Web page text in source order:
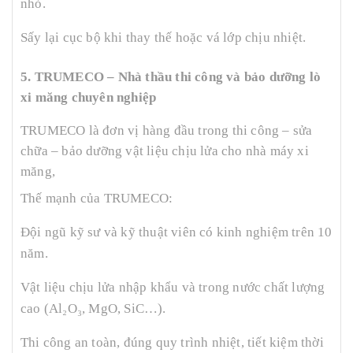
nhỏ.
Sấy lại cục bộ khi thay thế hoặc vá lớp chịu nhiệt.
5. TRUMECO – Nhà thầu thi công và bảo dưỡng lò
xi măng chuyên nghiệp
TRUMECO là đơn vị hàng đầu trong thi công – sửa
chữa – bảo dưỡng vật liệu chịu lửa cho nhà máy xi
măng,
Thế mạnh của TRUMECO:
Đội ngũ kỹ sư và kỹ thuật viên có kinh nghiệm trên 10
năm.
Vật liệu chịu lửa nhập khẩu và trong nước chất lượng
cao (Al₂O₃, MgO, SiC…).
Thi công an toàn, đúng quy trình nhiệt, tiết kiệm thời